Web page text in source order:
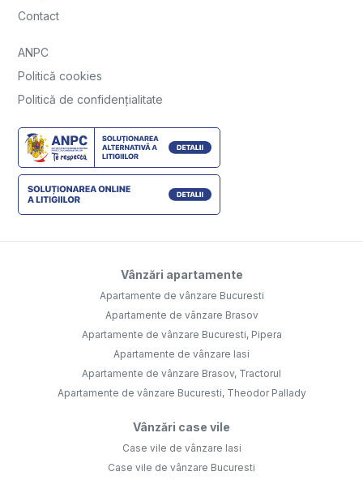
Contact
ANPC
Politică cookies
Politică de confidențialitate
Vânzări apartamente
Apartamente de vânzare Bucuresti
Apartamente de vânzare Brasov
Apartamente de vânzare Bucuresti, Pipera
Apartamente de vânzare Iasi
Apartamente de vânzare Brasov, Tractorul
Apartamente de vânzare Bucuresti, Theodor Pallady
Vânzări case vile
Case vile de vânzare Iasi
Case vile de vânzare Bucuresti